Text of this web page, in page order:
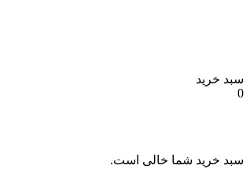
سبد خرید
0
سبد خرید شما خالی است.